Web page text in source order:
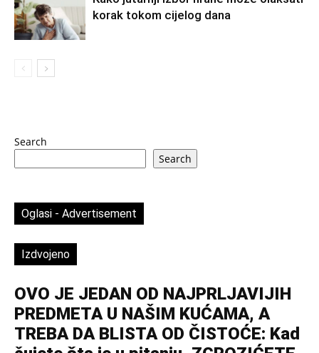
korak tokom cijelog dana
Search
Search
Oglasi - Advertisement
Izdvojeno
OVO JE JEDAN OD NAJPRLJAVIJIH
PREDMETA U NAŠIM KUĆAMA, A
TREBA DA BLISTA OD ČISTOĆE: Kad